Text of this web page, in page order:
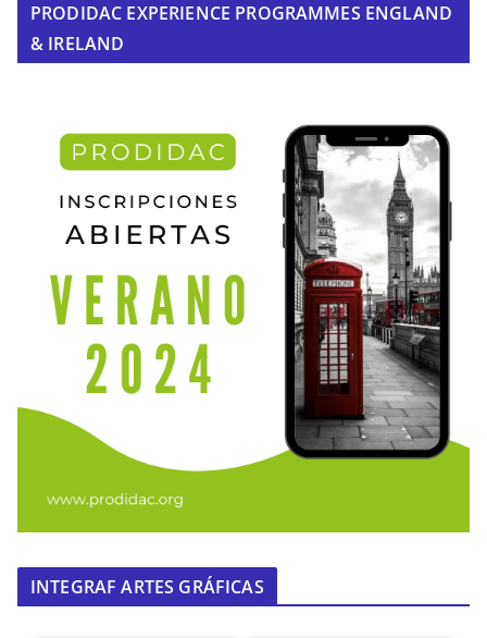
PRODIDAC EXPERIENCE PROGRAMMES ENGLAND
& IRELAND
INTEGRAF ARTES GRÁFICAS